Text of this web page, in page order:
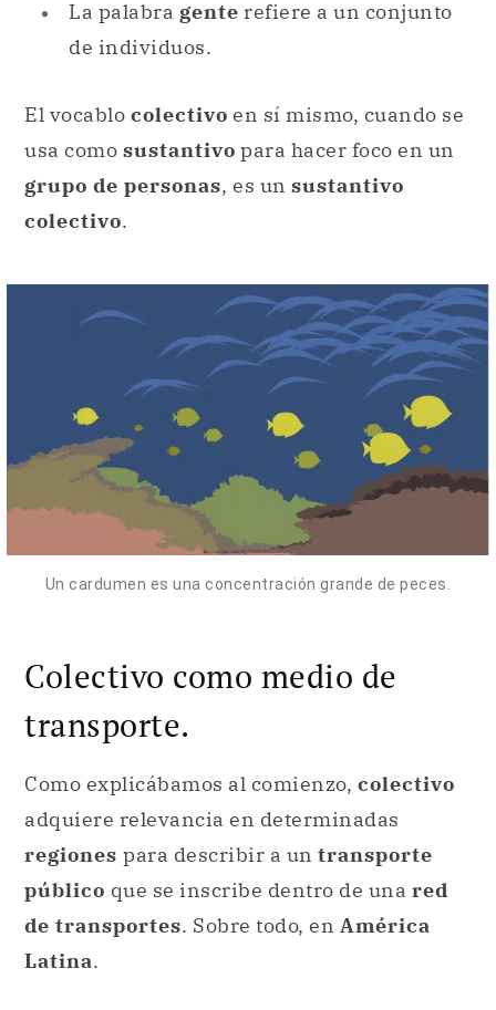
usa comosustantivopara hacer foco en un
grupo de personas
Un cardumen es una concentración grande de peces.
Colectivo como medio de
transporte.
adquiere relevancia en determinadas
regionespara describir a un
de transportes. Sobre todo, enAmérica
Latina.
Los casos en los que se usa esta palabra en
lugar de otras, con variantes en su
significado, son: